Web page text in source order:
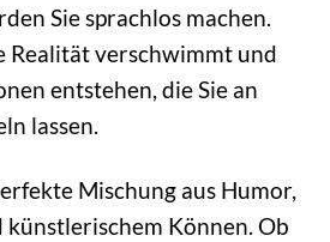
Sie sprachlos machen.
Realität verschwimmt und
entstehen, die Sie an
lassen.
Mischung aus Humor,
Können. Ob